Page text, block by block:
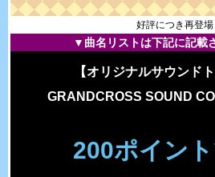
好評につき再登場
▼曲名リストは下記に記載
【オリジナルサウンド
GRANDCROSS SOUND
200ポイン